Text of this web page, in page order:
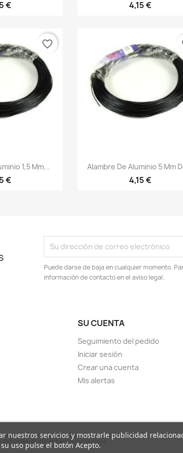
€ 4,15 €
rápida1,5 Mm...
€
favorite_border
Vista rápida
Alambre De Aluminio 5 Mm
4,15 €
Puede darse de baja en cualquier momento.
información de contacto en el aviso legal.
SU CUENTA
Seguimiento del pedido
Iniciar sesión
Crear una cuenta
Mis alertas
nuestros servicios y mostrarle publicidad
uso pulse el botón Acepto.